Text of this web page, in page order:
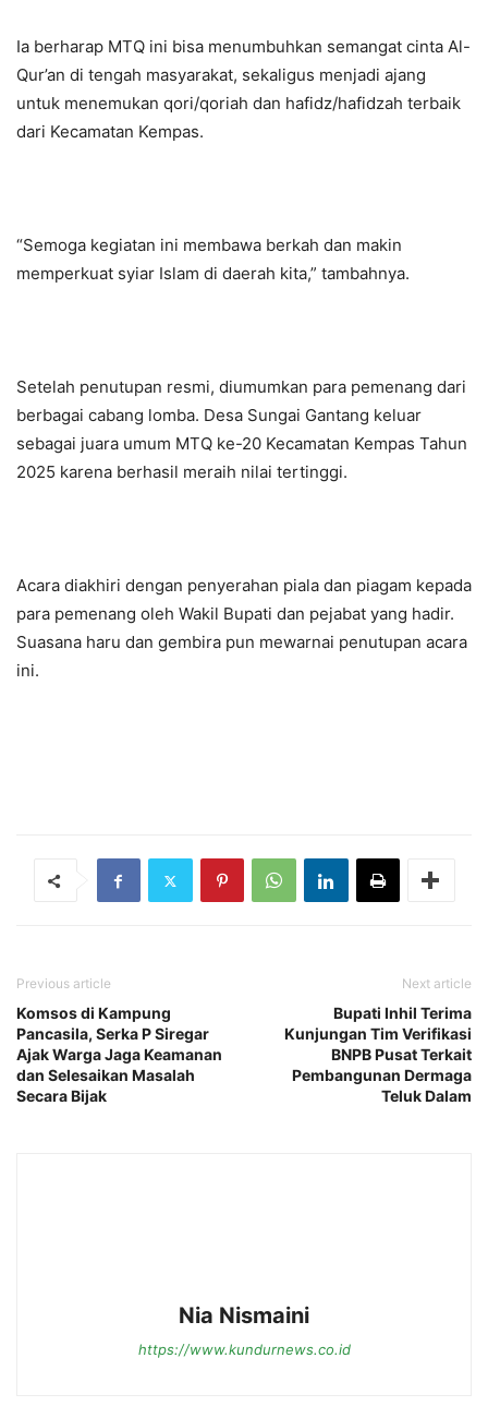
Ia berharap MTQ ini bisa menumbuhkan semangat cinta Al-
Qur’an di tengah masyarakat, sekaligus menjadi ajang
untuk menemukan qori/qoriah dan hafidz/hafidzah terbaik
dari Kecamatan Kempas.
“Semoga kegiatan ini membawa berkah dan makin
memperkuat syiar Islam di daerah kita,” tambahnya.
Setelah penutupan resmi, diumumkan para pemenang dari
berbagai cabang lomba. Desa Sungai Gantang keluar
sebagai juara umum MTQ ke-20 Kecamatan Kempas Tahun
2025 karena berhasil meraih nilai tertinggi.
Acara diakhiri dengan penyerahan piala dan piagam kepada
para pemenang oleh Wakil Bupati dan pejabat yang hadir.
Suasana haru dan gembira pun mewarnai penutupan acara
ini.
Previous article
Komsos di Kampung
Pancasila, Serka P Siregar
Ajak Warga Jaga Keamanan
dan Selesaikan Masalah
Secara Bijak
Next article
Bupati Inhil Terima
Kunjungan Tim Verifikasi
BNPB Pusat Terkait
Pembangunan Dermaga
Teluk Dalam
Nia Nismaini
https://www.kundurnews.co.id